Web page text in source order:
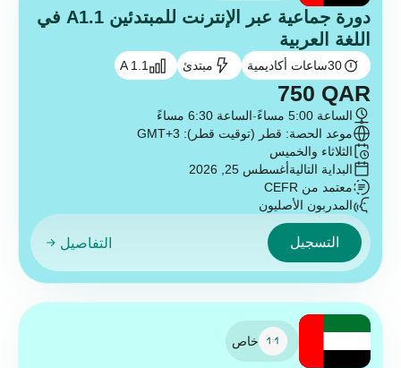
دورة جماعية عبر الإنترنت للمبتدئين A1.1 في
اللغة العربية
30ساعات أكاديمية مبتدئ A 1.1
750 QAR
الساعة 5:00 مساءً -الساعة 6:30 مساءً
موعد الحصة: قطر (توقيت قطر): GMT+3
الثلاثاء والخميس
البداية التاليةأغسطس 25, 2026
معتمد من CEFR
المدربون الأصليون
التسجيل التفاصيل
خاص